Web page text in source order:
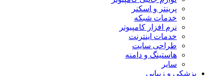
پرینتر و اسکنر
خدمات شبکه
نرم افزار کامپیوتر
خدمات اینترنت
طراحی سایت
هاستینگ و دامنه
سایر
پزشکی و زیبایی